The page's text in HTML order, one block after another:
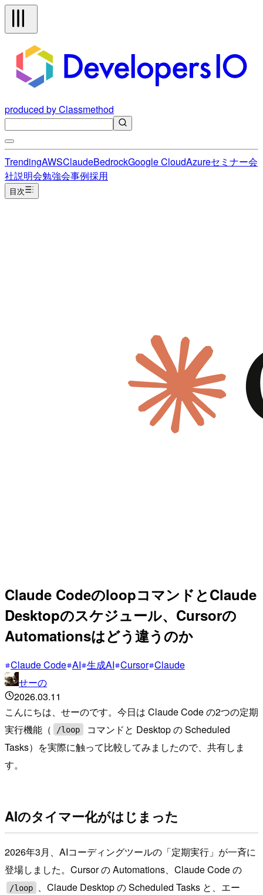
produced by Classmethod
TrendingAWSClaudeBedrockGoogle CloudAzureセミナー会
社説明会勉強会事例採用
目次
Claude CodeのloopコマンドとClaude
Desktopのスケジュール、Cursorの
Automationsはどう違うのか
Claude Code AI 生成AI Cursor Claude
せーの
2026.03.11
こんにちは、せーのです。今日は Claude Code の2つの定期
実行機能（
/loop
コマンドと Desktop の Scheduled
Tasks）を実際に触って比較してみましたので、共有しま
す。
AIのタイマー化がはじまった
2026年3月、AIコーディングツールの「定期実行」が一斉に
登場しました。Cursor の Automations、Claude Code の
/loop
、Claude Desktop の Scheduled Tasks と、エー